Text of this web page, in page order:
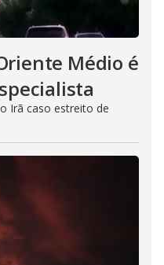
Médio é
Irã caso estreito de